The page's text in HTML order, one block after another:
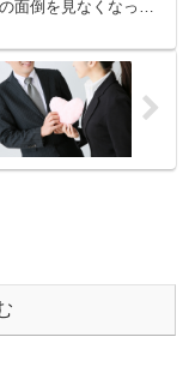
面倒を見なくなった